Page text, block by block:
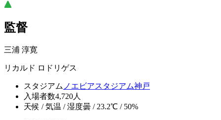
監督
三浦 淳寛
リカルド ロドリゲス
スタジアム ノエビアスタジアム神戸
入場者数4,720人
天候 / 気温 / 湿度曇 / 23.2℃ / 50%